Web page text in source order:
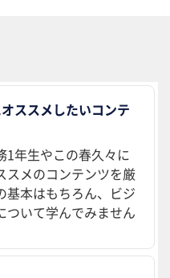
ススメしたいコンテ
1年生やこの春久々に
スメのコンテンツを厳
基本はもちろん、ビジ
ついて学んでみません